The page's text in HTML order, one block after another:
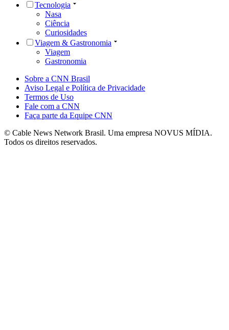
Tecnologia
Nasa
Ciência
Curiosidades
Viagem & Gastronomia
Viagem
Gastronomia
Sobre a CNN Brasil
Aviso Legal e Política de Privacidade
Termos de Uso
Fale com a CNN
Faça parte da Equipe CNN
© Cable News Network Brasil. Uma empresa NOVUS MÍDIA.
Todos os direitos reservados.